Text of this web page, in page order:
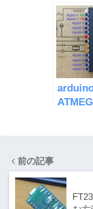
事中に移したら
収益が倍になっ
前の記事